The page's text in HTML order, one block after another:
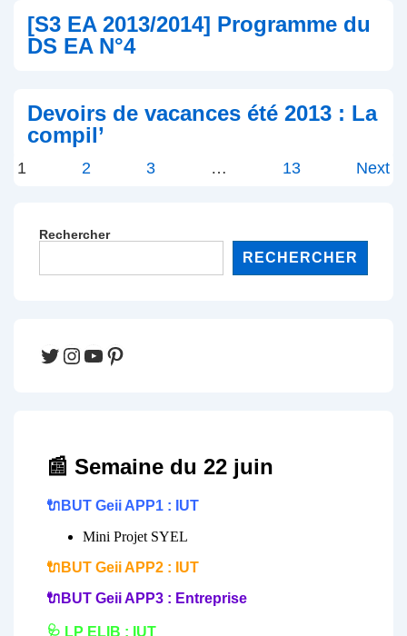
[S3 EA 2013/2014] Programme du
DS EA N°4
Devoirs de vacances été 2013 : La
compil’
Pagination
1 2 3 … 13 Next
Rechercher
RECHERCHER
Twitter
Instagram
YouTube
Pinterest